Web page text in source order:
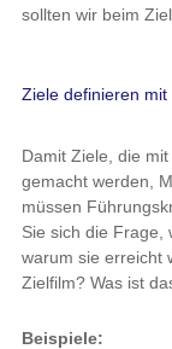
sollten wir beim
Ziele definieren
Damit Ziele, die
gemacht werden,
müssen
Sie sich die Frage,
warum sie erreicht
Zielfilm? Was ist
Beispiele: